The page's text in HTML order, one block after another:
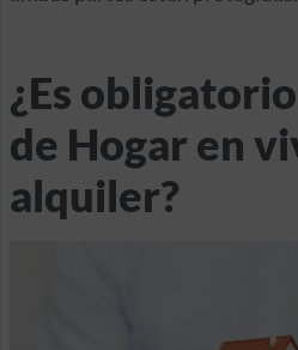
¿Es
de Hogar en
alquiler?